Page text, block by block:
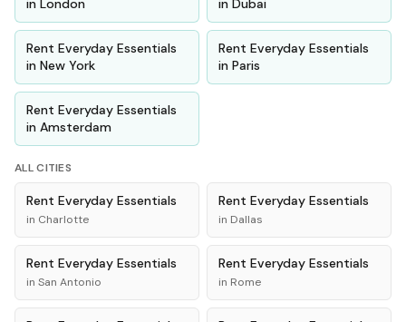
in London
in Dubai
Rent Everyday Essentials
in New York
Rent Everyday Essentials
in Paris
Rent Everyday Essentials
in Amsterdam
ALL CITIES
Rent Everyday Essentials
in Charlotte
Rent Everyday Essentials
in Dallas
Rent Everyday Essentials
in San Antonio
Rent Everyday Essentials
in Rome